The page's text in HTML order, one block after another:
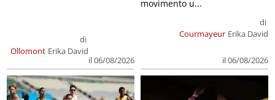
Ollomont
di
Erika David
il 06/08/2026
Courmayeur
di
Erika David
il 06/08/2026
movimento u...